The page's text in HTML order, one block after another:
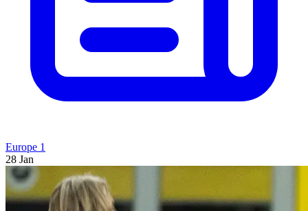
Europe 1
28 Jan